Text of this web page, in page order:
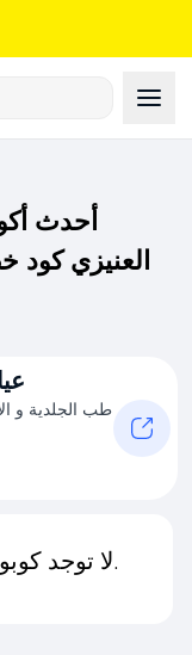
أحدث
العنيزي كود
طب الجلدية و
لا توجد كوبونات متاحة لـهذا المتجر حاليًا.